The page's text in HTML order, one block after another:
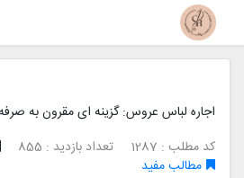
اجاره لباس عروس: گزینه ای مقرون به
کد مطلب : 1287
تعداد بازدید : 855
مطالب مفید